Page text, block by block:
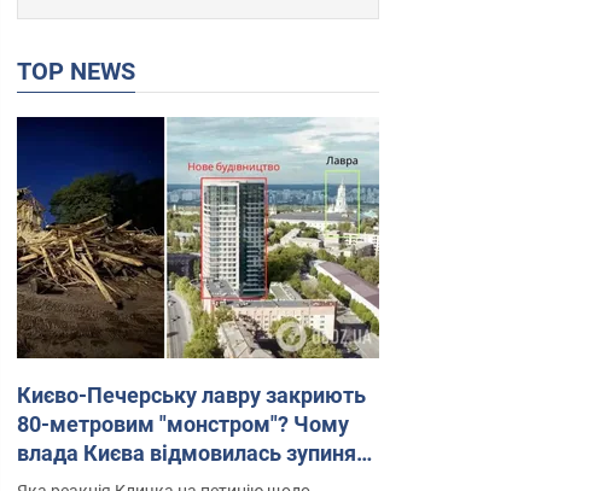
TOP NEWS
Києво-Печерську лавру закриють
80-метровим "монстром"? Чому
влада Києва відмовилась зупиняти
будівництво хмарочоса